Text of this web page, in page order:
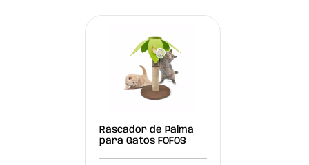
Rascador de Palma
para Gatos FOFOS